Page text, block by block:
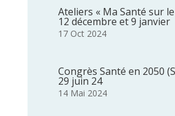
Ateliers « Ma Santé sur
12 décembre et 9 janvier
17 Oct 2024
Congrès Santé en 2050
29 juin 24
14 Mai 2024